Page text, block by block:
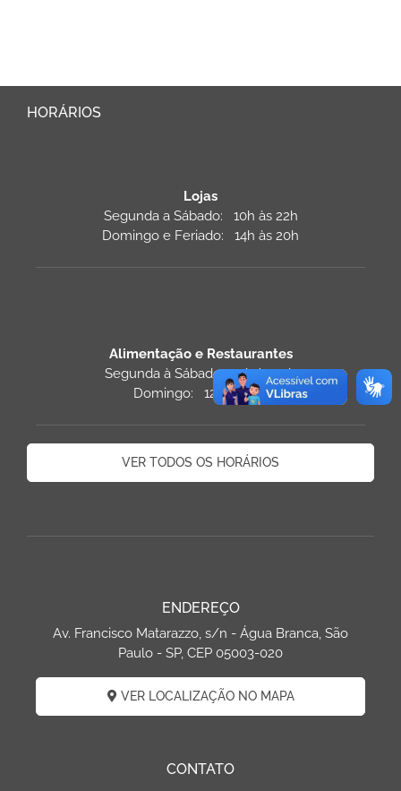
HORÁRIOS
Lojas
Segunda a Sábado: 10h às 22h
Domingo e Feriado: 14h às 20h
Alimentação e Restaurantes
Segunda à Sábado: 11h às 22h
Domingo: 12h às 22h
VER TODOS OS HORÁRIOS
ENDEREÇO
Av. Francisco Matarazzo, s/n - Água Branca, São
Paulo - SP, CEP 05003-020
VER LOCALIZAÇÃO NO MAPA
CONTATO